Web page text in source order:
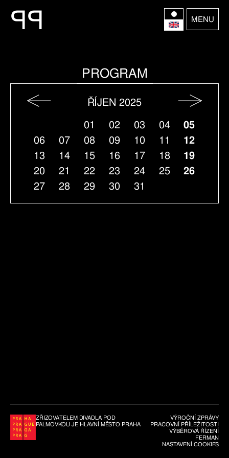
PP MENU
PROGRAM
ŘÍJEN 2025
01
02 03 04
05
06
07 08 09 10 11
12
13
14 15 16 17 18
19
20
21 22 23 24 25
26
27
28 29 30 31
ZŘIZOVATELEM DIVADLA POD
PALMOVKOU JE HLAVNÍ MĚSTO PRAHA
VÝROČNÍ ZPRÁVY
PRACOVNÍ PŘÍLEŽITOSTI
VÝBĚROVÁ ŘÍZENÍ
FERMAN
NASTAVENÍ COOKIES